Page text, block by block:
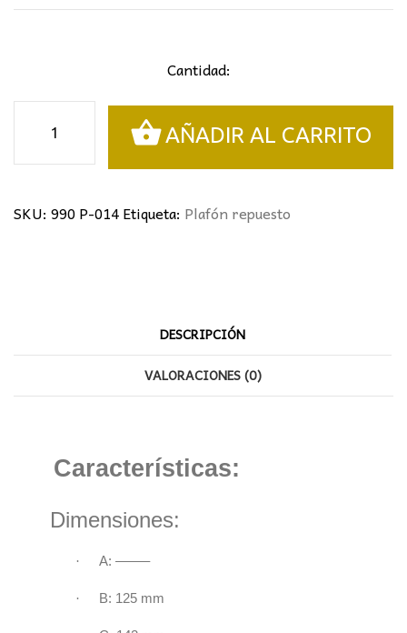
Cantidad:
plafón
AÑADIR AL CARRITO
SKU: 990 P-014Etiqueta: Plafón repuesto
DESCRIPCIÓN
VALORACIONES (0)
Características:
Dimensiones:
· A: ——–
· B: 125 mm